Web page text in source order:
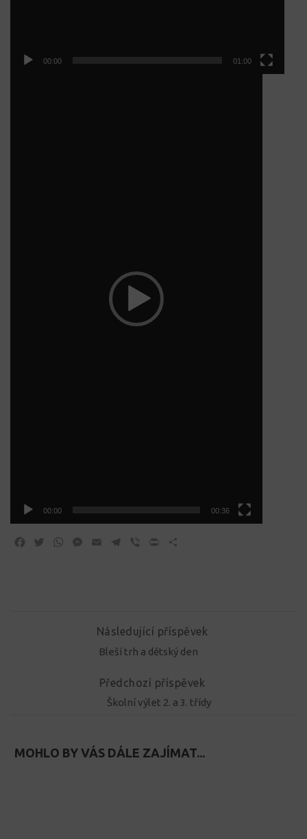
00:00 01:00
00:00 00:36
Facebook
TwitterWhatsApp
Messenger
Email Telegram
Viber Print
Následující příspěvek
Bleší trh a dětský den
Předchozí příspěvek
Školní výlet 2. a 3. třídy
MOHLO BY VÁS DÁLE ZAJÍMAT...